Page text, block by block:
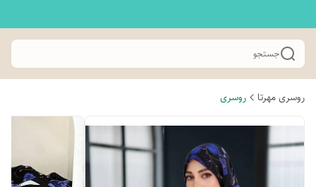
جستجو
روسری مهرتا روسری